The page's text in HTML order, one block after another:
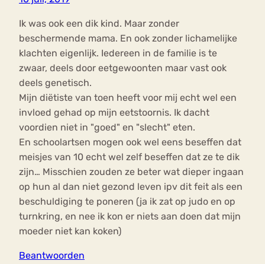
Ik was ook een dik kind. Maar zonder
beschermende mama. En ook zonder lichamelijke
klachten eigenlijk. Iedereen in de familie is te
zwaar, deels door eetgewoonten maar vast ook
deels genetisch.
Mijn diëtiste van toen heeft voor mij echt wel een
invloed gehad op mijn eetstoornis. Ik dacht
voordien niet in "goed" en "slecht" eten.
En schoolartsen mogen ook wel eens beseffen dat
meisjes van 10 echt wel zelf beseffen dat ze te dik
zijn… Misschien zouden ze beter wat dieper ingaan
op hun al dan niet gezond leven ipv dit feit als een
beschuldiging te poneren (ja ik zat op judo en op
turnkring, en nee ik kon er niets aan doen dat mijn
moeder niet kan koken)
Beantwoorden